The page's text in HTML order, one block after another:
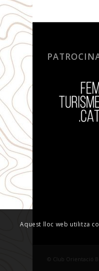
© Club Orientació
Aquest lloc web utilitza